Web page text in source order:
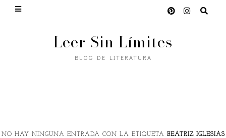
Leer Sin Límites
BLOG DE LITERATURA
NO HAY NINGUNA ENTRADA CON LA ETIQUETA BEATRIZ IGLESIAS